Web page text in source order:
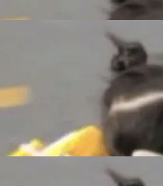
内核...
迈入新的发
为“AI版维基百
状态。 Groki
工智能生成内
众包百科网站
查发现，无论
出现近期更
Bean、写 R
、
一行翻译文
模块围绕三
：
与 Iceb
是缺失的那一
进一步支